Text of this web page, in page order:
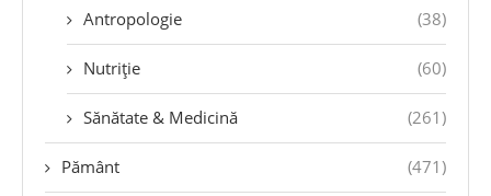
Antropologie (38)
Nutriție (60)
Sănătate & Medicină (261)
Pământ (471)